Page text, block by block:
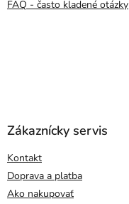
FAQ - často kladené otázky
Zákaznícky servis
Kontakt
Doprava a platba
Ako nakupovať